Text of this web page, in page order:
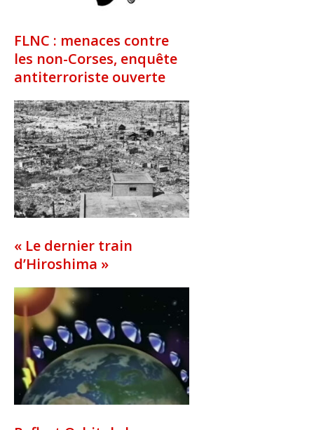
FLNC : menaces contre
les non-Corses, enquête
antiterroriste ouverte
« Le dernier train
d’Hiroshima »